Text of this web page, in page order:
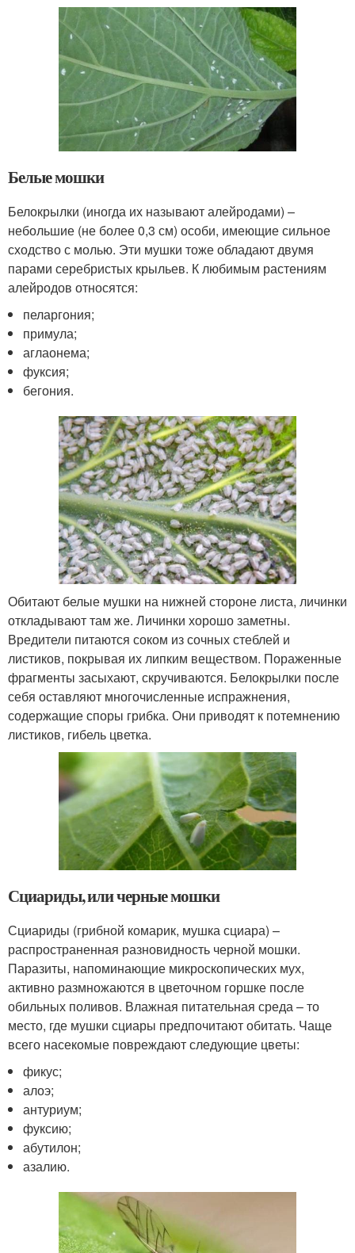
Белые мошки
Белокрылки (иногда их называют алейродами) –
небольшие (не более 0,3 см) особи, имеющие сильное
сходство с молью. Эти мушки тоже обладают двумя
парами серебристых крыльев. К любимым растениям
алейродов относятся:
пеларгония;
примула;
аглаонема;
фуксия;
бегония.
Обитают белые мушки на нижней стороне листа, личинки
откладывают там же. Личинки хорошо заметны.
Вредители питаются соком из сочных стеблей и
листиков, покрывая их липким веществом. Пораженные
фрагменты засыхают, скручиваются. Белокрылки после
себя оставляют многочисленные испражнения,
содержащие споры грибка. Они приводят к потемнению
листиков, гибель цветка.
Сциариды, или черные мошки
Сциариды (грибной комарик, мушка сциара) –
распространенная разновидность черной мошки.
Паразиты, напоминающие микроскопических мух,
активно размножаются в цветочном горшке после
обильных поливов. Влажная питательная среда – то
место, где мушки сциары предпочитают обитать. Чаще
всего насекомые повреждают следующие цветы:
фикус;
алоэ;
антуриум;
фуксию;
абутилон;
азалию.